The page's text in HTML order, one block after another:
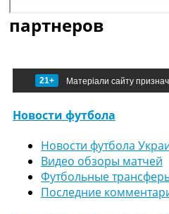
партнеров
21+ Матеріали сайту
Новости футбола
Новости футбола
Видео обзоры матчей
Футбольные
Последние